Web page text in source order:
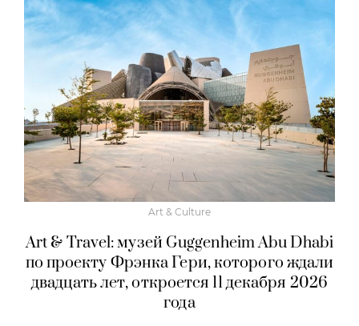
Art & Culture
Art & Travel: музей Guggenheim Abu Dhabi
по проекту Фрэнка Гери, которого ждали
двадцать лет, откроется 11 декабря 2026
года